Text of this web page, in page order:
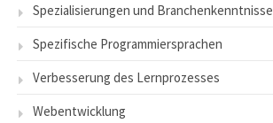
Spezialisierungen und Branchenkenntnisse
Spezifische Programmiersprachen
Verbesserung des Lernprozesses
Webentwicklung